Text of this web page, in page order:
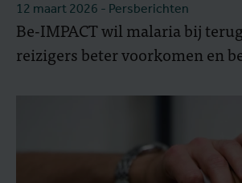
12 maart 2026 - Persberichten
Be-IMPACT wil malaria bij
reizigers beter voorkomen en